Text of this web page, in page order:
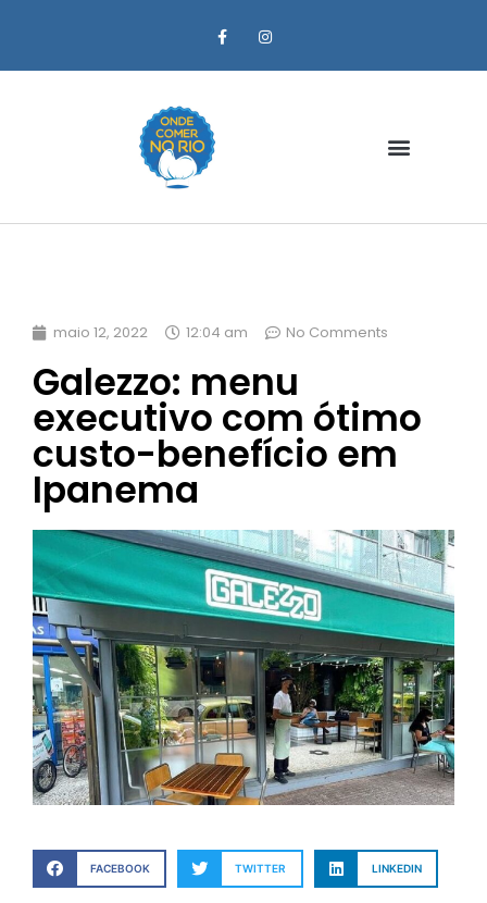
maio 12, 2022 12:04 am No Comments
Galezzo: menu
executivo com ótimo
custo-benefício em
Ipanema
FACEBOOK TWITTER LINKEDIN